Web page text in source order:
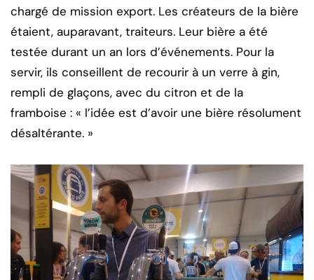
chargé de mission export. Les créateurs de la bière
étaient, auparavant, traiteurs. Leur bière a été
testée durant un an lors d’événements. Pour la
servir, ils conseillent de recourir à un verre à gin,
rempli de glaçons, avec du citron et de la
framboise : « l’idée est d’avoir une bière résolument
désaltérante. »